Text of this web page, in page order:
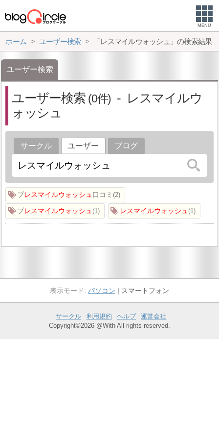
MENU
ホーム ユーザー検索 「レスマイルウォッシュ」の検索結果
ユーザー検索
ユーザー検索 0
レスマイルウ
ォッシュ
サークル ユーザー ブログ
ブレスマイルウォッシュ 口コミ 2
ブレスマイルウォッシュ 1 レスマイルウォッシュ 1
パソコン スマートフォン
サークル 利用規約 ヘルプ
運営会社
Copyright©2026 @With All rights reserved.